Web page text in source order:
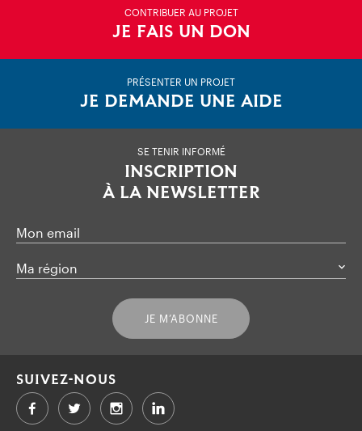
CONTRIBUER AU PROJET
JE FAIS UN DON
PRÉSENTER UN PROJET
JE DEMANDE UNE AIDE
SE TENIR INFORMÉ
INSCRIPTION
À LA NEWSLETTER
Mon email
Ma région
JE M’ABONNE
SUIVEZ-NOUS
FacebookTwitter LinkedIn